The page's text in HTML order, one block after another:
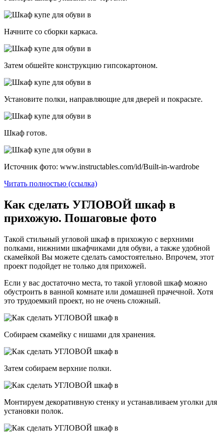
Начните со сборки каркаса.
Затем обшейте конструкцию гипсокартоном.
Установите полки, направляющие для дверей и покрасьте.
Шкаф готов.
Источник фото: www.instructables.com/id/Built-in-wardrobe
Читать полностью (ссылка)
Как сделать УГЛОВОЙ шкаф в
прихожую. Пошаговые фото
Такой стильный угловой шкаф в прихожую с верхними
полками, нижними шкафчиками для обуви, а также удобной
скамейкой Вы можете сделать самостоятельно. Впрочем, этот
проект подойдет не только для прихожей.
Если у вас достаточно места, то такой угловой шкаф можно
обустроить в ванной комнате или домашней прачечной. Хотя
это трудоемкий проект, но не очень сложный.
Собираем скамейку с нишами для хранения.
Затем собираем верхние полки.
Монтируем декоративную стенку и устанавливаем уголки для
установки полок.